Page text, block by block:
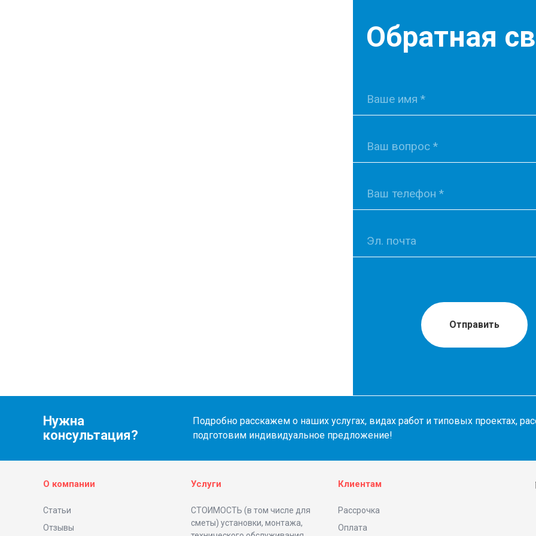
Обратная
Отправить
Нужна
консультация?
Подробно расскажем о наших услугах, видах работ и типовых проектах,
подготовим индивидуальное предложение!
О компании
Статьи
Отзывы
Услуги
СТОИМОСТЬ (в том числе для
сметы) установки, монтажа,
Клиентам
Рассрочка
Оплата